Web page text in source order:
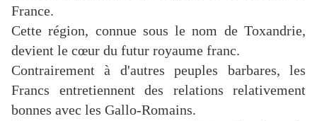
France.
Cette région, connue sous le nom de Toxandrie,
devient le cœur du futur royaume franc.
Contrairement à d'autres peuples barbares, les
Francs entretiennent des relations relativement
bonnes avec les Gallo-Romains.